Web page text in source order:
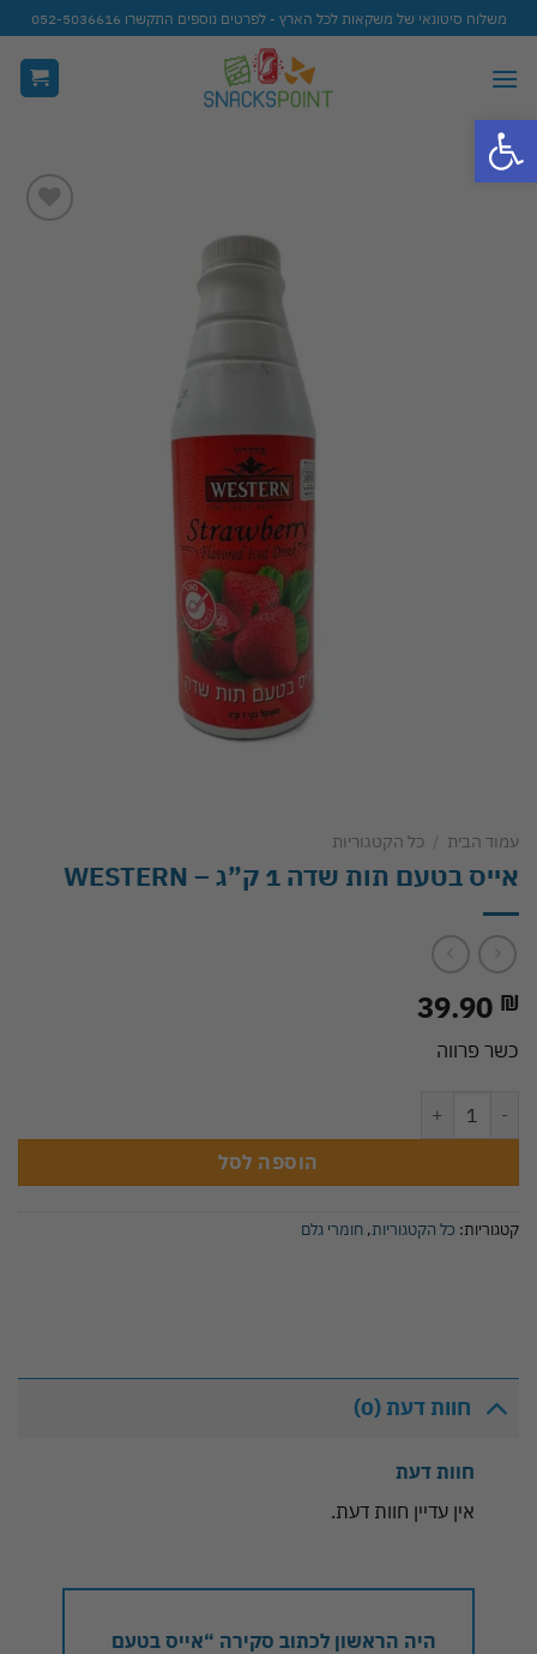
פתח סרגל נגישות
Skip
to
content
משלוח סיטונאי של משקאות לכל הארץ - לפרטים נוספים התקשרו 052-5036616
עמוד הבית / כל הקטגוריות
אייס בטעם תות שדה 1 ק”ג – WESTERN
39.90 ₪
כשר פרווה
כמות של אייס בטעם תות שדה 1 ק”ג - WESTERN
הוספה לסל
קטגוריות: כל הקטגוריות, חומרי גלם
חוות דעת (0)
חוות דעת
אין עדיין חוות דעת.
היה הראשון לכתוב סקירה “אייס בטעם